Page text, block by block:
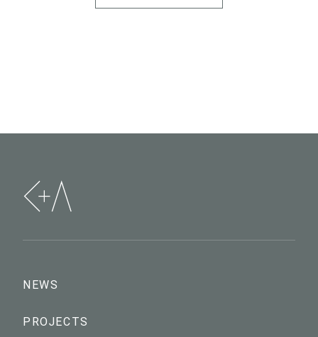
NEWS
PROJECTS